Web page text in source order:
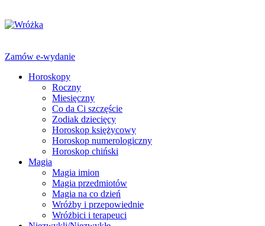
Zamów e-wydanie
Horoskopy
Roczny
Miesięczny
Co da Ci szczęście
Zodiak dziecięcy
Horoskop księżycowy
Horoskop numerologiczny
Horoskop chiński
Magia
Magia imion
Magia przedmiotów
Magia na co dzień
Wróżby i przepowiednie
Wróżbici i terapeuci